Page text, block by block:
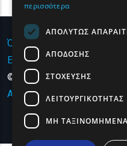
Όροι χρήσης | Πολιτική
Επικοινωνία
© Copyright 2024 - All
Ανατολικής Μακεδονίας
περισσότερα
ΑΠΟΛΎΤΩΣ
ΑΠΌΔΟΣΗΣ
ΣΤΌΧΕΥΣΗΣ
ΛΕΙΤΟΥΡΓΙΚΌΤΗΤΑΣ
ΜΗ ΤΑΞΙΝΟΜΗΜΈΝΑ